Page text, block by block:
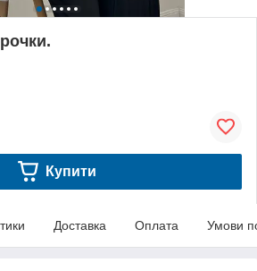
Купити
Доставка Оплата Умови